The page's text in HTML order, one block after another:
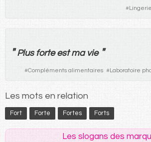
#Lingerie
" Plus forte est ma vie "
#Compléments alimentaires #Laboratoire
Les mots en relation
Fort Forte Fortes Forts
Les slogans des